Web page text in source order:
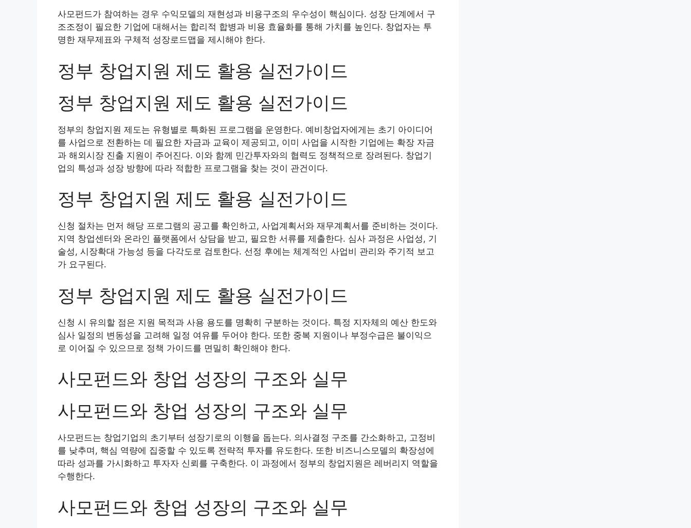
사모펀드가 참여하는 경우 수익모델의 재현성과 비용구조의 우수성이 핵심이다. 성장 단계에서 구
조조정이 필요한 기업에 대해서는 합리적 합병과 비용 효율화를 통해 가치를 높인다. 창업자는 투
명한 재무제표와 구체적 성장로드맵을 제시해야 한다.
정부 창업지원 제도 활용 실전가이드
정부 창업지원 제도 활용 실전가이드
정부의 창업지원 제도는 유형별로 특화된 프로그램을 운영한다. 예비창업자에게는 초기 아이디어
를 사업으로 전환하는 데 필요한 자금과 교육이 제공되고, 이미 사업을 시작한 기업에는 확장 자금
과 해외시장 진출 지원이 주어진다. 이와 함께 민간투자와의 협력도 정책적으로 장려된다. 창업기
업의 특성과 성장 방향에 따라 적합한 프로그램을 찾는 것이 관건이다.
정부 창업지원 제도 활용 실전가이드
신청 절차는 먼저 해당 프로그램의 공고를 확인하고, 사업계획서와 재무계획서를 준비하는 것이다.
지역 창업센터와 온라인 플랫폼에서 상담을 받고, 필요한 서류를 제출한다. 심사 과정은 사업성, 기
술성, 시장확대 가능성 등을 다각도로 검토한다. 선정 후에는 체계적인 사업비 관리와 주기적 보고
가 요구된다.
정부 창업지원 제도 활용 실전가이드
신청 시 유의할 점은 지원 목적과 사용 용도를 명확히 구분하는 것이다. 특정 지자체의 예산 한도와
심사 일정의 변동성을 고려해 일정 여유를 두어야 한다. 또한 중복 지원이나 부정수급은 불이익으
로 이어질 수 있으므로 정책 가이드를 면밀히 확인해야 한다.
사모펀드와 창업 성장의 구조와 실무
사모펀드와 창업 성장의 구조와 실무
사모펀드는 창업기업의 초기부터 성장기로의 이행을 돕는다. 의사결정 구조를 간소화하고, 고정비
를 낮추며, 핵심 역량에 집중할 수 있도록 전략적 투자를 유도한다. 또한 비즈니스모델의 확장성에
따라 성과를 가시화하고 투자자 신뢰를 구축한다. 이 과정에서 정부의 창업지원은 레버리지 역할을
수행한다.
사모펀드와 창업 성장의 구조와 실무